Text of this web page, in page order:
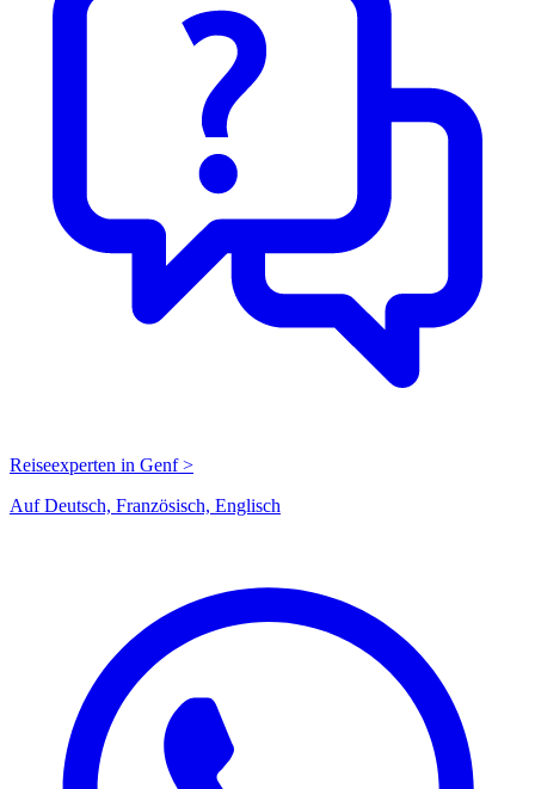
Reiseexperten in Genf >
Auf Deutsch, Französisch, Englisch